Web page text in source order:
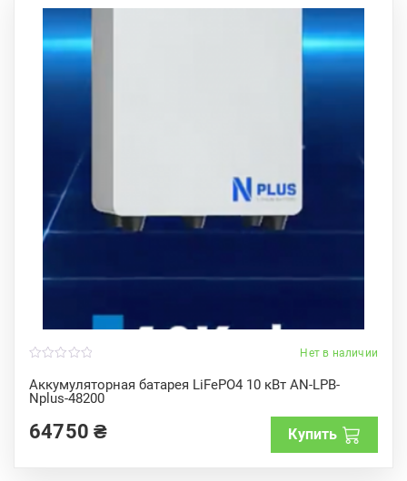
Нет в наличии
Аккумуляторная батарея LiFePO4 10 кВт AN-LPB-
Nplus-48200
o
u
t
f
5
64750₴ Купить